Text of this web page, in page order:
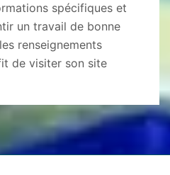
spécifiques et
un travail de bonne
renseignements
de visiter son site